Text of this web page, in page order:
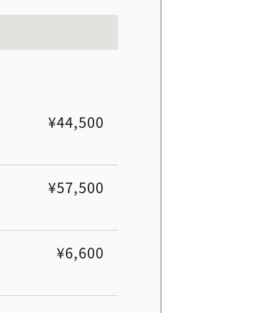
¥44,500
¥57,500
¥6,600